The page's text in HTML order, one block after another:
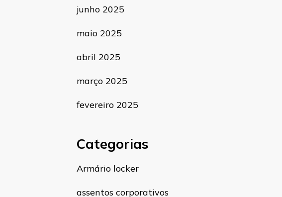
junho 2025
maio 2025
abril 2025
março 2025
fevereiro 2025
Categorias
Armário locker
assentos corporativos